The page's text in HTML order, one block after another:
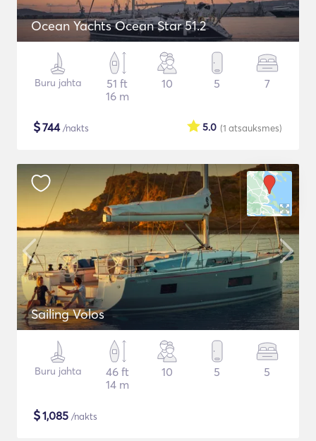
Ocean Yachts Ocean Star 51.2
Buru jahta
51 ft
16 m
10 5 7
$744/nakts (1 atsauksmes)
5.0
Sailing Volos
Buru jahta
46 ft
14 m
10 5 5
$1,085 /nakts